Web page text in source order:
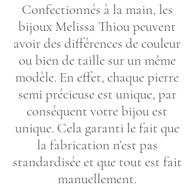
Confectionnés à la main, les
bijoux Melissa Thiou peuvent
avoir des différences de couleur
ou bien de taille sur un même
modèle. En effet, chaque pierre
semi précieuse est unique, par
conséquent votre bijou est
unique. Cela garanti le fait que
la fabrication n’est pas
standardisée et que tout est fait
manuellement.